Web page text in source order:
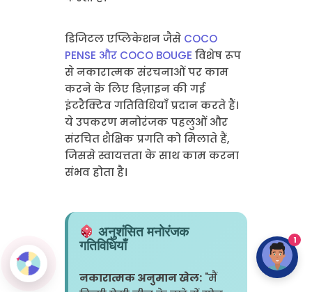
डिजिटल एप्लिकेशन जैसे COCO
PENSE और COCO BOUGE विशेष रूप
से नकारात्मक संरचनाओं पर काम
करने के लिए डिज़ाइन की गई
इंटरैक्टिव गतिविधियाँ प्रदान करते हैं।
ये उपकरण मनोरंजक पहलुओं और
संरचित शैक्षिक प्रगति को मिलाते हैं,
जिससे स्वायत्तता के साथ काम करना
संभव होता है।
अनुशंसित मनोरंजक
गतिविधियाँ
नकारात्मक अनुमान खेल:"मैं
1